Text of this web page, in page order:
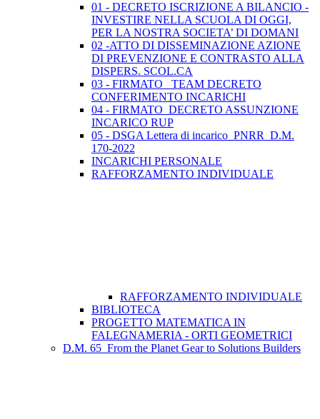
01 - DECRETO ISCRIZIONE A BILANCIO -
INVESTIRE NELLA SCUOLA DI OGGI,
PER LA NOSTRA SOCIETA’ DI DOMANI
02 -ATTO DI DISSEMINAZIONE AZIONE
DI PREVENZIONE E CONTRASTO ALLA
DISPERS. SCOL.CA
03 - FIRMATO_ TEAM DECRETO
CONFERIMENTO INCARICHI
04 - FIRMATO_DECRETO ASSUNZIONE
INCARICO RUP
05 - DSGA Lettera di incarico_PNRR_D.M.
170-2022
INCARICHI PERSONALE
RAFFORZAMENTO INDIVIDUALE
RAFFORZAMENTO INDIVIDUALE
BIBLIOTECA
PROGETTO MATEMATICA IN
FALEGNAMERIA - ORTI GEOMETRICI
D.M. 65_From the Planet Gear to Solutions Builders